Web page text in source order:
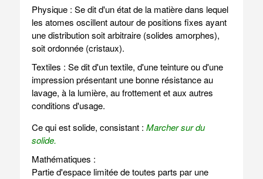
Physique : Se dit d'un état de la matière dans lequel
les atomes oscillent autour de positions fixes ayant
une distribution soit arbitraire (solides amorphes),
soit ordonnée (cristaux).
Textiles : Se dit d'un textile, d'une teinture ou d'une
impression présentant une bonne résistance au
lavage, à la lumière, au frottement et aux autres
conditions d'usage.
Ce qui est solide, consistant : Marcher sur du
solide.
Mathématiques :
Partie d'espace limitée de toutes parts par une